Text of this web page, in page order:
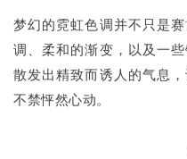
梦幻的霓虹色调并不只是
调、柔和的渐变，以及一
散发出精致而诱人的气息
不禁怦然心动。